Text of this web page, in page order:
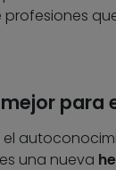
profesiones
para
el
una nueva